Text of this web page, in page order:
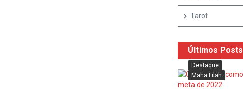
Tarot
Últimos Posts
Destaque
Maha Lilah